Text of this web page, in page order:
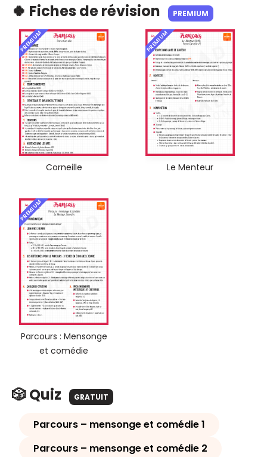
🍀 Fiches de révision PREMIUM
PREMIUM
Corneille
PREMIUM
Le Menteur
PREMIUM
Parcours : Mensonge
et comédie
🎲 Quiz GRATUIT
Parcours – mensonge et comédie 1
Parcours – mensonge et comédie 2